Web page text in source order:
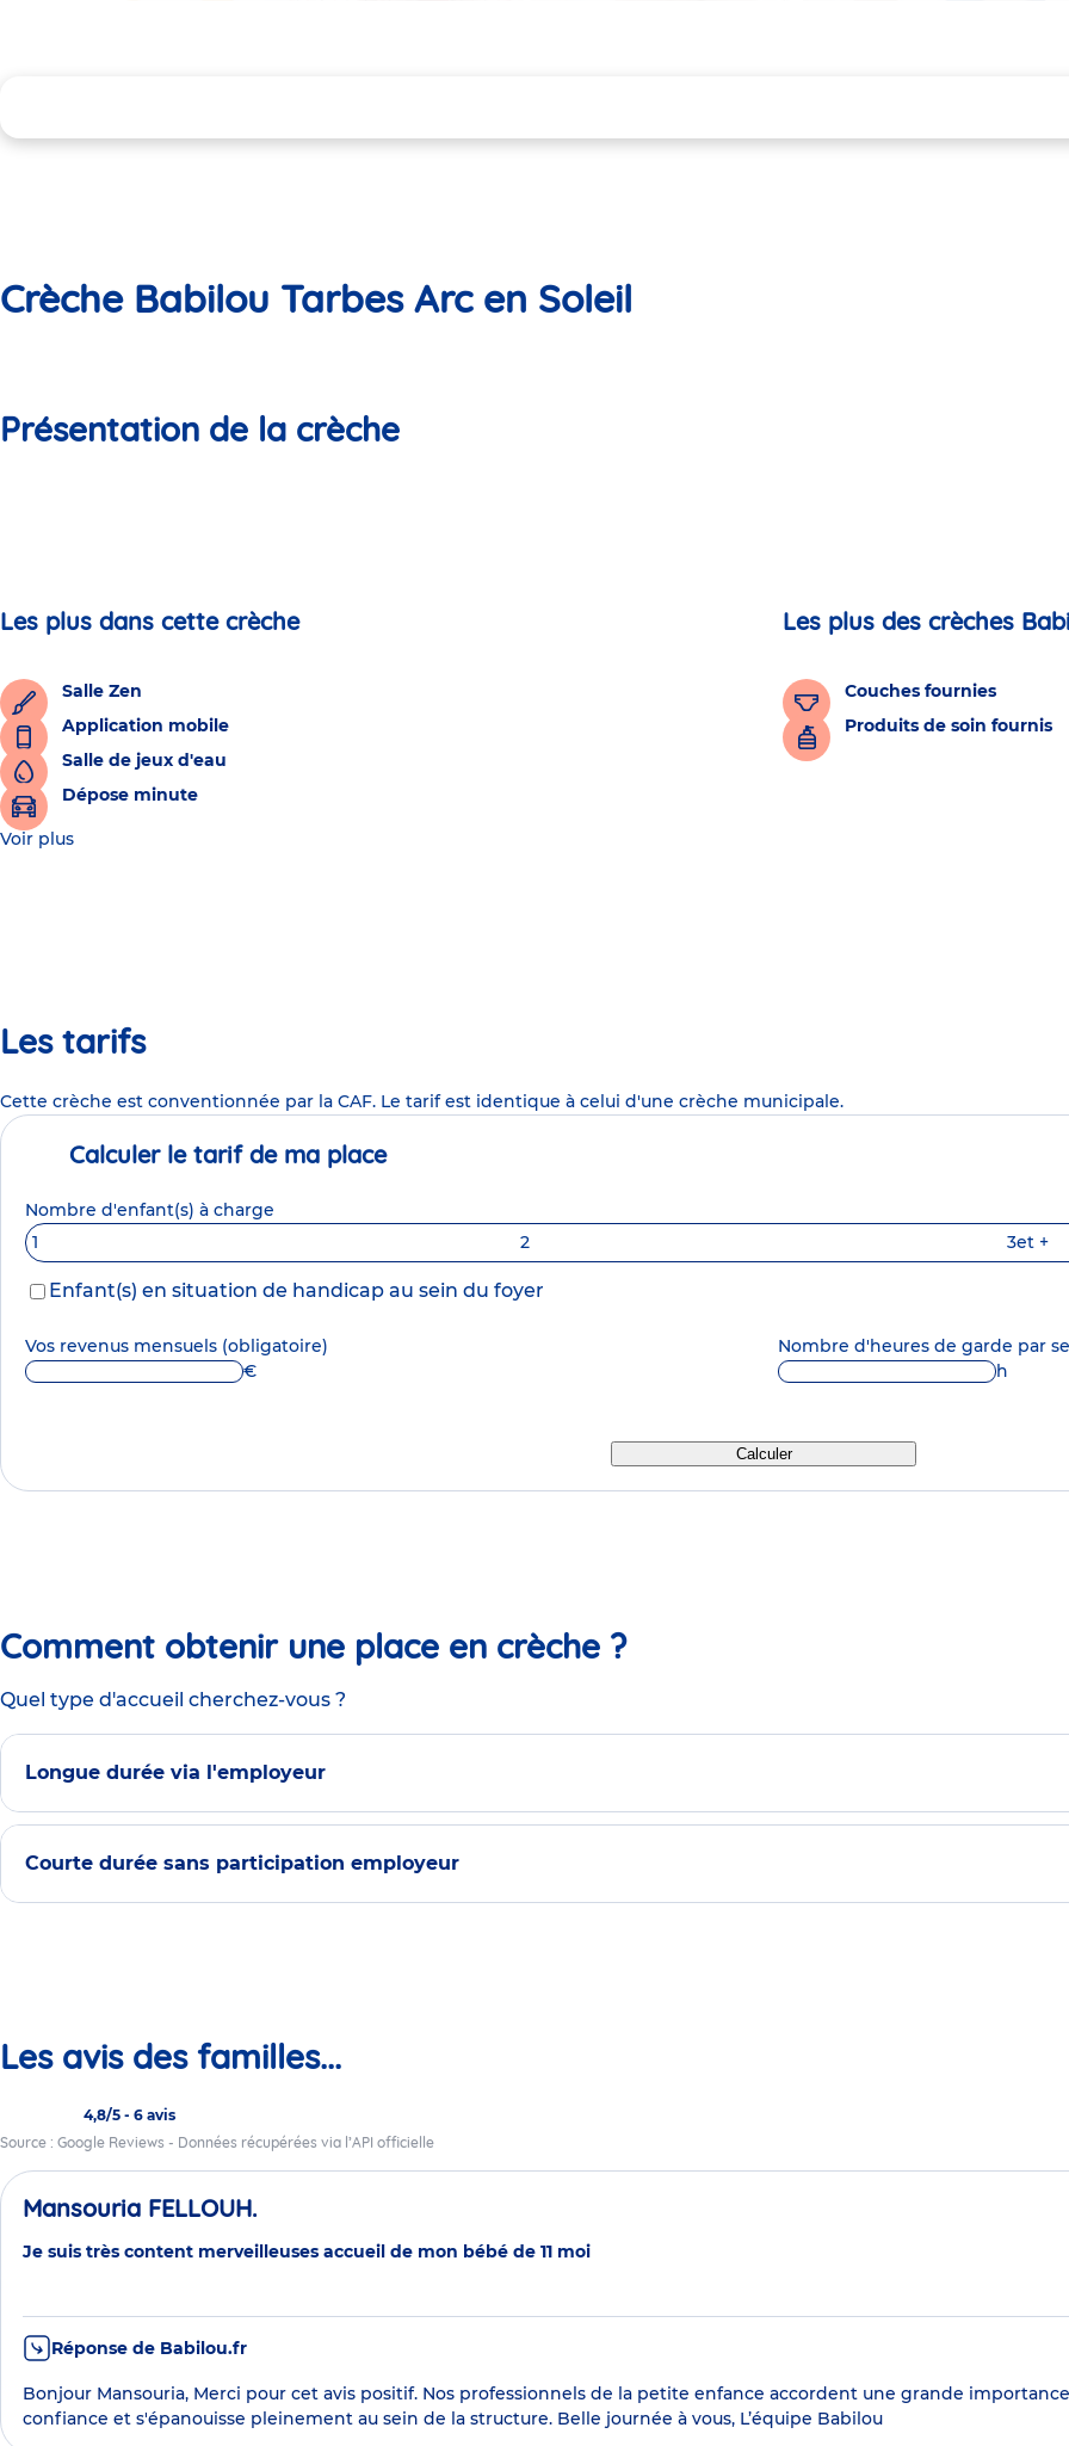
Crèche Babilou Tarbes Arc en Soleil
Présentation de la crèche
Les plus dans cette crèche
Salle Zen
Application mobile
Salle de jeux d'eau
Dépose minute
Les plus des crèches
Couches fournies
Produits de soin fournis
Voir plus
Les tarifs
Cette crèche est conventionnée par la CAF. Le tarif est identique à celui d'une crèche municipale.
Calculer le tarif de ma place
Nombre d'enfant(s) à charge
1
2 3et +
Enfant(s) en situation de handicap au sein du foyer
Vos revenus mensuels (obligatoire)
€
Nombre d'heures de garde par
h
Calculer
Comment obtenir une place en crèche ?
Quel type d'accueil cherchez-vous ?
Longue durée via l'employeur
Courte durée sans participation employeur
Les avis des familles...
4,8/5 - 6 avis
Source : Google Reviews - Données récupérées via l’API officielle
Mansouria FELLOUH.
Je suis très content merveilleuses accueil de mon bébé de 11 moi
Réponse de Babilou.fr
Bonjour Mansouria, Merci pour cet avis positif. Nos professionnels de la petite enfance accordent une grande
confiance et s'épanouisse pleinement au sein de la structure. Belle journée à vous, L’équipe Babilou